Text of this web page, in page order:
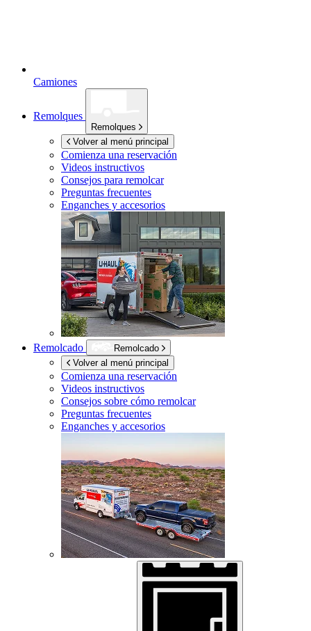
Camiones
Remolques
Remolques
Volver al menú principal
Comienza una reservación
Videos instructivos
Consejos para remolcar
Preguntas frecuentes
Enganches y accesorios
Remolcado
Remolcado
Volver al menú principal
Comienza una reservación
Videos instructivos
Consejos sobre cómo remolcar
Preguntas frecuentes
Enganches y accesorios